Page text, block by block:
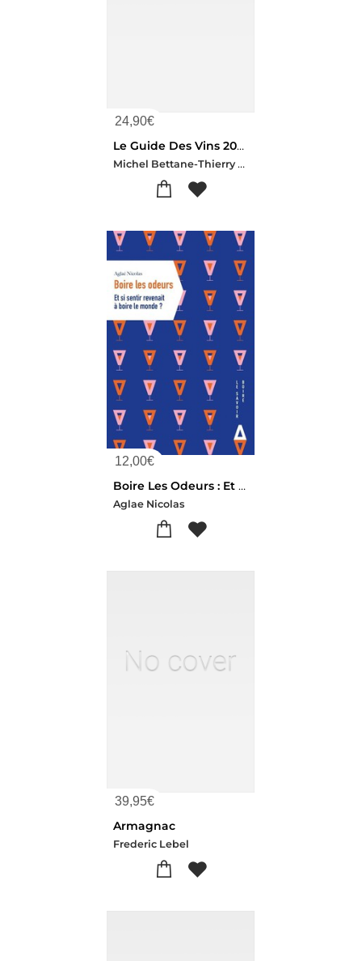
24,90€
Le Guide Des Vins 2027
Michel Bettane-Thierry Desseauve
12,00€
Boire Les Odeurs : Et Si Sentir Revenait A Boire Le Monde ?
Aglae Nicolas
39,95€
Armagnac
Frederic Lebel